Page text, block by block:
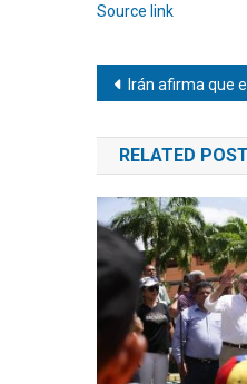
Source link
de
entradas
Irán afirma que el acuerdo con EEUU no es inminente
RELATED